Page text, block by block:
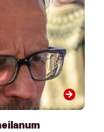
arrow_forward